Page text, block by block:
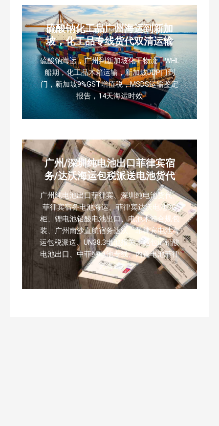
硫酸钠化工品广州海运到新加
坡，化工品专线货代双清运输
硫酸钠海运，广州到新加坡化工物流，WHL
船期，化工品木箱运输，新加坡DDP门到
门，新加坡9%GST增值税，MSDS运输鉴定
报告，14天海运时效
广州/深圳纯电池出口菲律宾宿
务/达沃海运包税派送电池货代
广州纯电池出口菲律宾、深圳纯电池货代、
菲律宾宿务电池海运、菲律宾达沃电池DG
柜、锂电池铅酸电池出口、电池木箱合规包
装、广州南沙直航宿务达沃、菲律宾电池海
运包税派送、UN38.3电池报关、危包证铅酸
电池出口、中菲纯电池专线、内置电池菲律
宾海运